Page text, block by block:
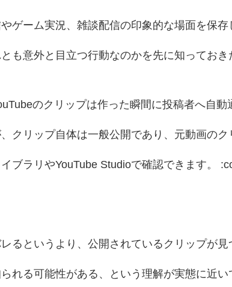
ゲーム実況、雑談配信の印象的な場面を保
も意外と目立つ行動なのかを先に知っておき
のクリップは作った瞬間に投稿者へ自
クリップ自体は一般公開であり、元動画の
ブラリやYouTube Studioで確認できます。
るというより、公開されているクリップが見
れる可能性がある、という理解が実態に近い